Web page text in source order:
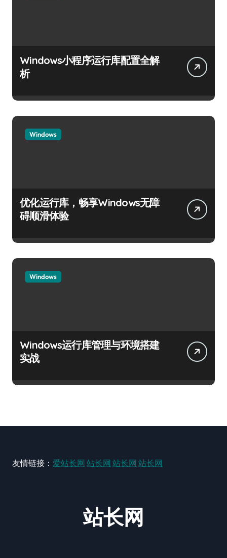
Windows小程序运行库配置全解
析
Windows
优化运行库，畅享Windows无障
碍顺滑体验
Windows
Windows运行库管理与环境搭建
实战
友情链接： 爱站长网 站长网 站长网 站长网
站长网